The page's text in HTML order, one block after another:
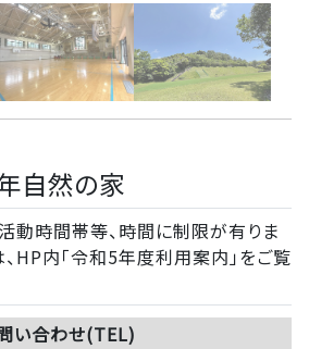
自然の家
動時間帯等、時間に制限が有りま
HP内「令和5年度利用案内」をご覧
い合わせ(TEL)